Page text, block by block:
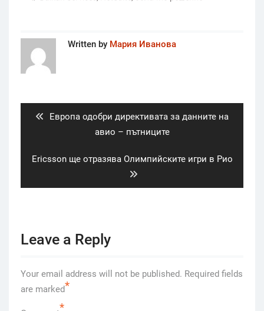
Written by Мария Иванова
Previous
Европа одобри директивата за данните на
авио – пътниците
Next
Ericsson ще отразява Олимпийските игри в Рио
Leave a Reply
Your email address will not be published. Required fields
are marked*
*